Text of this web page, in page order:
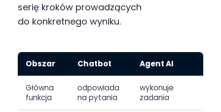
serię kroków prowadzących
do konkretnego wyniku.
Obszar Chatbot Agent AI
Główna
funkcja
odpowiada
na pytania
wykonuje
zadania